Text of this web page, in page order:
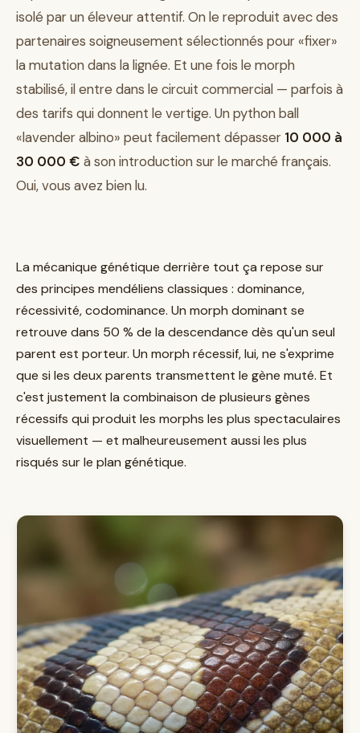
isolé par un éleveur attentif. On le reproduit avec des
partenaires soigneusement sélectionnés pour «fixer»
la mutation dans la lignée. Et une fois le morph
stabilisé, il entre dans le circuit commercial — parfois à
des tarifs qui donnent le vertige. Un python ball
«lavender albino» peut facilement dépasser 10 000 à
30 000 € à son introduction sur le marché français.
Oui, vous avez bien lu.
La mécanique génétique derrière tout ça repose sur
des principes mendéliens classiques : dominance,
récessivité, codominance. Un morph dominant se
retrouve dans 50 % de la descendance dès qu'un seul
parent est porteur. Un morph récessif, lui, ne s'exprime
que si les deux parents transmettent le gène muté. Et
c'est justement la combinaison de plusieurs gènes
récessifs qui produit les morphs les plus spectaculaires
visuellement — et malheureusement aussi les plus
risqués sur le plan génétique.